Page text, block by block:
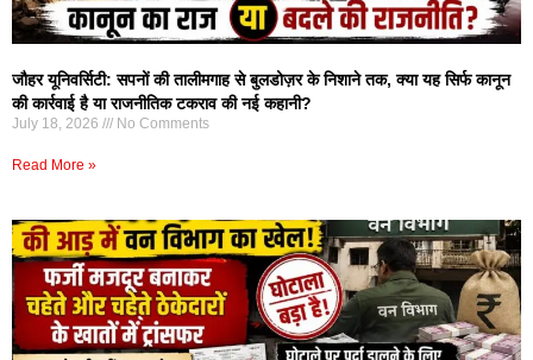
जौहर यूनिवर्सिटी: सपनों की तालीमगाह से बुलडोज़र के निशाने तक, क्या यह सिर्फ कानून
की कार्रवाई है या राजनीतिक टकराव की नई कहानी?
July 18, 2026 No Comments
Read More »